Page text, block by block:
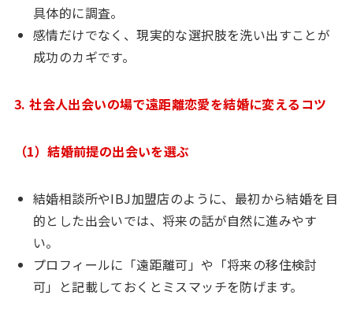
具体的に調査。
感情だけでなく、現実的な選択肢を洗い出すことが
成功のカギです。
3. 社会人出会いの場で遠距離恋愛を結婚に変えるコツ
（1）結婚前提の出会いを選ぶ
結婚相談所やIBJ加盟店のように、最初から結婚を目
的とした出会いでは、将来の話が自然に進みやす
い。
プロフィールに「遠距離可」や「将来の移住検討
可」と記載しておくとミスマッチを防げます。